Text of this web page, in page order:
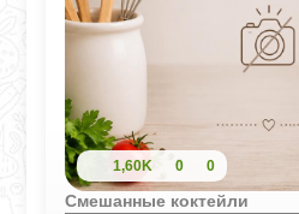
1,60K 0 0
Смешанные коктейли